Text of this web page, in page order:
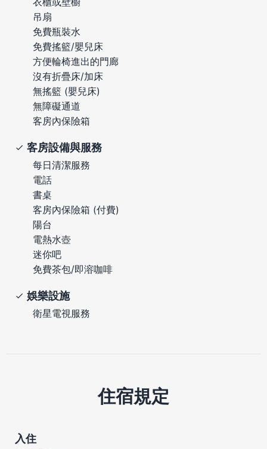
吊扇
免費瓶裝水
免費搖籃/嬰兒床
方便輪椅進出的門廊
沒有折疊床/加床
無搖籃 (嬰兒床)
無障礙通道
客房內保險箱
客房設備與服務
每日清潔服務
電話
書桌
客房內保險箱 (付費)
陽台
電熱水壺
迷你吧
免費茶包/即溶咖啡
娛樂設施
衛星電視服務
住宿規定
入住